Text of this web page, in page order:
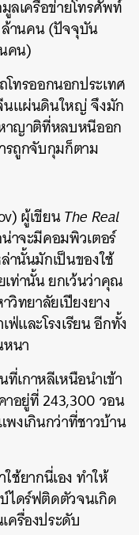
ลเครือข่ายโทรศัพท์
ล้านคน (ปัจจุบัน
คน)
ทรออกนอกประเทศ
นแผ่นดินใหญ่ จึงมัก
าญาติที่หลบหนีออก
รถูกจับกุมก็ตาม
ผู้เขียนThe Real
าจะมีคอมพิวเตอร์
านั้นมักเป็นของใช้
ท่านั้น ยกเว้นว่าคุณ
วิทยาลัยเปียงยาง
และโรงเรียน อีกทั้ง
นา
เกาหลีเหนือนำเข้า
อยู่ที่ 243,300 วอน
พงเกินกว่าที่ชาวบ้าน
ช้ยากนี่เอง ทำให้
ไดร์ฟติดตัวจนเกิด
ครื่องประดับ